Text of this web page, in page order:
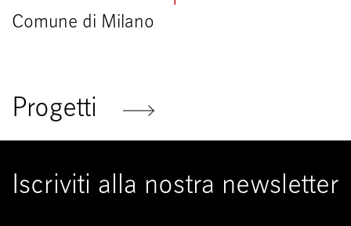
Comune di Milano
Progetti
Iscriviti alla nostra newsletter